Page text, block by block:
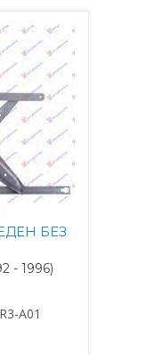
БЕЗ
- 1996)
A01